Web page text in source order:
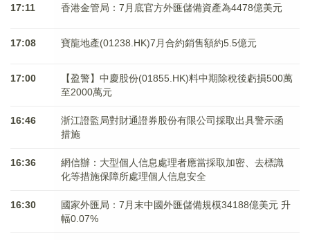
17:11 香港金管局：7月底官方外匯儲備資產為4478億美元
17:08 寶龍地產(01238.HK)7月合約銷售額約5.5億元
17:00
【盈警】中慶股份(01855.HK)料中期除稅後虧損500萬
至2000萬元
16:46
浙江證監局對財通證券股份有限公司採取出具警示函
措施
16:36
網信辦：大型個人信息處理者應當採取加密、去標識
化等措施保障所處理個人信息安全
16:30
國家外匯局：7月末中國外匯儲備規模34188億美元 升
幅0.07%